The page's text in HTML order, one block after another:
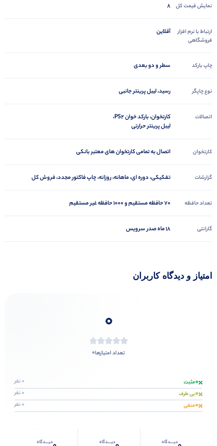
نمایش قیمت کل 8
ارتباط با نرم افزار
فروشگاهی
آفلاین
چاپ بارکد سطر و دو بعدی
نوع چاپگر رسید، لیبل پرینتر جانبی
اتصالات
کارتخوان، بارکد خوان PS2،
لیبل پرینتر حرارتی
کارتخوان اتصال به تمامی کارتخوان های معتبر بانکی
گزارشات تفکیکی، دوره ای، ماهانه، روزانه، چاپ فاکتور مجدد، فروش کل
تعداد حافظه 70 حافظه مستقیم و 1000 حافظه غیر مستقیم
گارانتی 18 ماه صدر سرویس
امتیاز و دیدگاه کاربران
0
تعداد امتیازها0
0مثبت 0 نفر
0بی طرف 0 نفر
0منفی 0 نفر
دیــــدگاه
دیــــدگاه
دیــــدگاه